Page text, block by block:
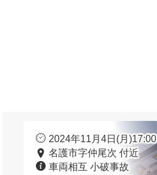
2024年11月4日(月)17:00
名護市字仲尾次 付近
車両相互 小破事故